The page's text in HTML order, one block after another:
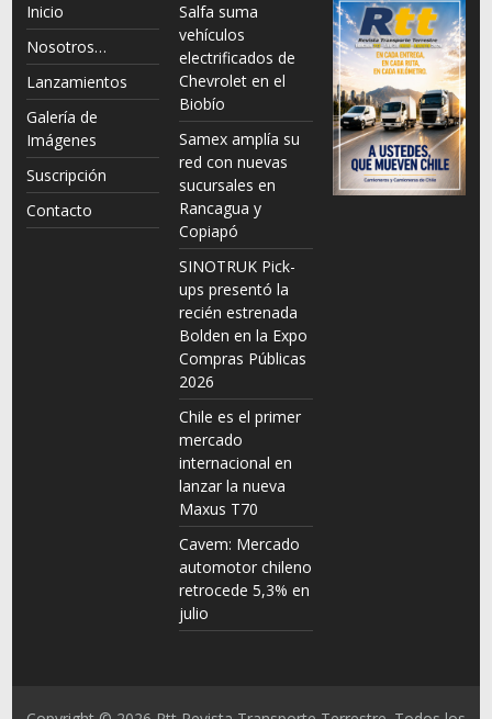
Inicio
Nosotros…
Lanzamientos
Galería de
Imágenes
Suscripción
Contacto
Salfa suma
vehículos
electrificados de
Chevrolet en el
Biobío
Samex amplía su
red con nuevas
sucursales en
Rancagua y
Copiapó
SINOTRUK Pick-
ups presentó la
recién estrenada
Bolden en la Expo
Compras Públicas
2026
Chile es el primer
mercado
internacional en
lanzar la nueva
Maxus T70
Cavem: Mercado
automotor chileno
retrocede 5,3% en
julio